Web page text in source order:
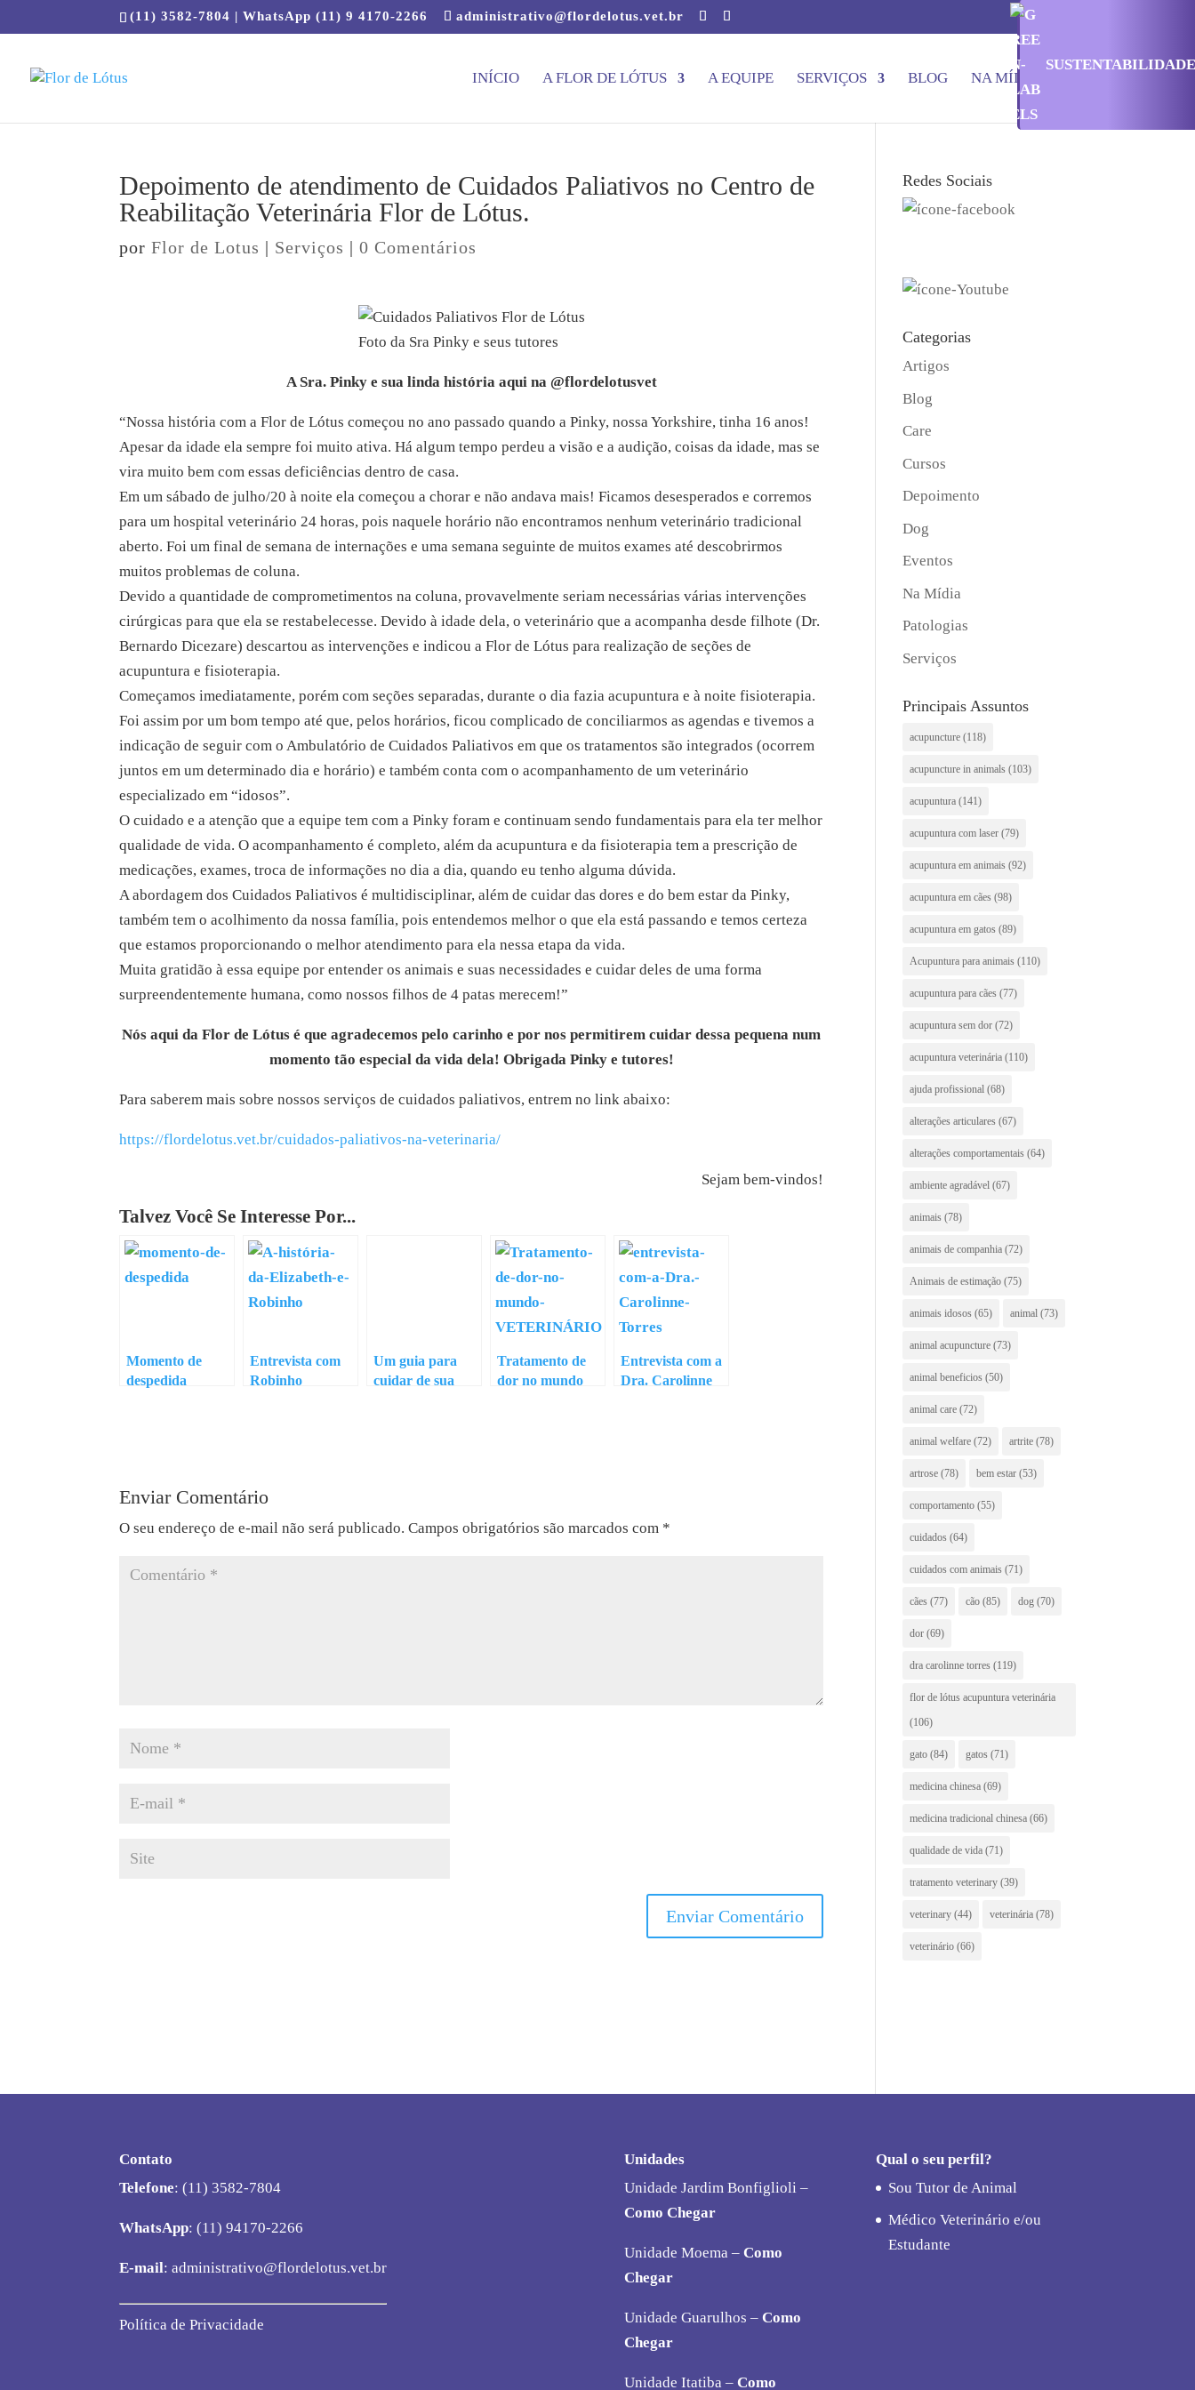
(11) 3582-7804 | WhatsApp (11) 9 4170-2266 administrativo@flordelotus.vet.br
INÍCIO A FLOR DE LÓTUS A EQUIPE SERVIÇOS BLOG NA MÍDIA
Depoimento de atendimento de Cuidados Paliativos no Centro de
Reabilitação Veterinária Flor de Lótus.
porFlor de Lotus | Serviços |0 Comentários
Foto da Sra Pinky e seus tutores
A Sra. Pinky e sua linda história aqui na @flordelotusvet
“Nossa história com a Flor de Lótus começou no ano passado quando a Pinky, nossa Yorkshire, tinha 16 anos!
Apesar da idade ela sempre foi muito ativa. Há algum tempo perdeu a visão e a audição, coisas da idade, mas se
vira muito bem com essas deficiências dentro de casa.
Em um sábado de julho/20 à noite ela começou a chorar e não andava mais! Ficamos desesperados e corremos
para um hospital veterinário 24 horas, pois naquele horário não encontramos nenhum veterinário tradicional
aberto. Foi um final de semana de internações e uma semana seguinte de muitos exames até descobrirmos
muitos problemas de coluna.
Devido a quantidade de comprometimentos na coluna, provavelmente seriam necessárias várias intervenções
cirúrgicas para que ela se restabelecesse. Devido à idade dela, o veterinário que a acompanha desde filhote (Dr.
Bernardo Dicezare) descartou as intervenções e indicou a Flor de Lótus para realização de seções de
acupuntura e fisioterapia.
Começamos imediatamente, porém com seções separadas, durante o dia fazia acupuntura e à noite fisioterapia.
Foi assim por um bom tempo até que, pelos horários, ficou complicado de conciliarmos as agendas e tivemos a
indicação de seguir com o Ambulatório de Cuidados Paliativos em que os tratamentos são integrados (ocorrem
juntos em um determinado dia e horário) e também conta com o acompanhamento de um veterinário
especializado em “idosos”.
O cuidado e a atenção que a equipe tem com a Pinky foram e continuam sendo fundamentais para ela ter melhor
qualidade de vida. O acompanhamento é completo, além da acupuntura e da fisioterapia tem a prescrição de
medicações, exames, troca de informações no dia a dia, quando eu tenho alguma dúvida.
A abordagem dos Cuidados Paliativos é multidisciplinar, além de cuidar das dores e do bem estar da Pinky,
também tem o acolhimento da nossa família, pois entendemos melhor o que ela está passando e temos certeza
que estamos proporcionando o melhor atendimento para ela nessa etapa da vida.
Muita gratidão à essa equipe por entender os animais e suas necessidades e cuidar deles de uma forma
surpreendentemente humana, como nossos filhos de 4 patas merecem!”
Nós aqui da Flor de Lótus é que agradecemos pelo carinho e por nos permitirem cuidar dessa pequena num
momento tão especial da vida dela! Obrigada Pinky e tutores!
Para saberem mais sobre nossos serviços de cuidados paliativos, entrem no link abaixo:
https://flordelotus.vet.br/cuidados-paliativos-na-veterinaria/
Sejam bem-vindos!
Talvez Você Se Interesse Por...
Momento de
despedida
Entrevista com
Robinho
Um guia para
cuidar de sua
Tratamento de
dor no mundo
Entrevista com a
Dra. Carolinne
Enviar Comentário
O seu endereço de e-mail não será publicado. Campos obrigatórios são marcados com *
Redes Sociais
Categorias
Artigos
Blog
Care
Cursos
Depoimento
Dog
Eventos
Na Mídia
Patologias
Serviços
Principais Assuntos
acupuncture (118)
acupuncture in animals (103)
acupuntura (141)
acupuntura com laser (79)
acupuntura em animais (92)
acupuntura em cães (98)
acupuntura em gatos (89)
Acupuntura para animais (110)
acupuntura para cães (77)
acupuntura sem dor (72)
acupuntura veterinária (110)
ajuda profissional (68)
alterações articulares (67)
alterações comportamentais (64)
ambiente agradável (67)
animais (78)
animais de companhia (72)
Animais de estimação (75)
animais idosos (65) animal (73)
animal acupuncture (73)
animal beneficios (50)
animal care (72)
animal welfare (72) artrite (78)
artrose (78) bem estar (53)
comportamento (55)
cuidados (64)
cuidados com animais (71)
cães (77) cão (85) dog (70)
dor (69)
dra carolinne torres (119)
flor de lótus acupuntura veterinária
(106)
gato (84) gatos (71)
medicina chinesa (69)
medicina tradicional chinesa (66)
qualidade de vida (71)
tratamento veterinary (39)
veterinary (44) veterinária (78)
veterinário (66)
Contato
Telefone: (11) 3582-7804
WhatsApp: (11) 94170-2266
E-mail: administrativo@flordelotus.vet.br
Política de Privacidade
Unidades
Unidade Jardim Bonfiglioli –
Como Chegar
Unidade Moema – Como
Chegar
Unidade Guarulhos – Como
Chegar
Unidade Itatiba – Como
Qual o seu perfil?
Sou Tutor de Animal
Médico Veterinário e/ou
Estudante
SUSTENTABILIDADE